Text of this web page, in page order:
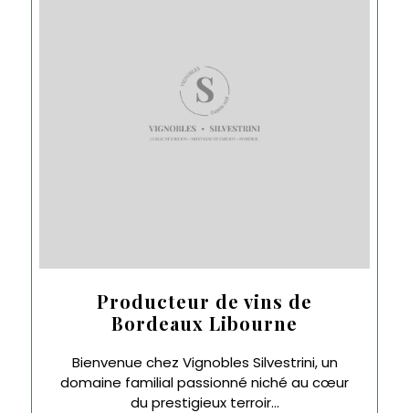
Producteur de vins de
Bordeaux Libourne
Bienvenue chez Vignobles Silvestrini, un
domaine familial passionné niché au cœur
du prestigieux terroir...